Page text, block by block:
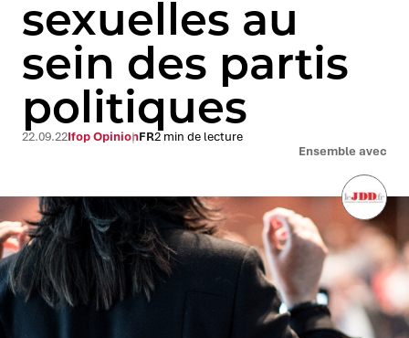
sexuelles au
sein des partis
politiques
Ensemble avec
22.09.22Ifop OpinionFR2 min de lecture